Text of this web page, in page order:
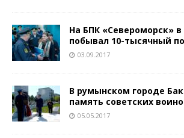
На БПК «Североморск»
побывал 10-тысячный
03.09.2017
В румынском городе
память советских
05.05.2017